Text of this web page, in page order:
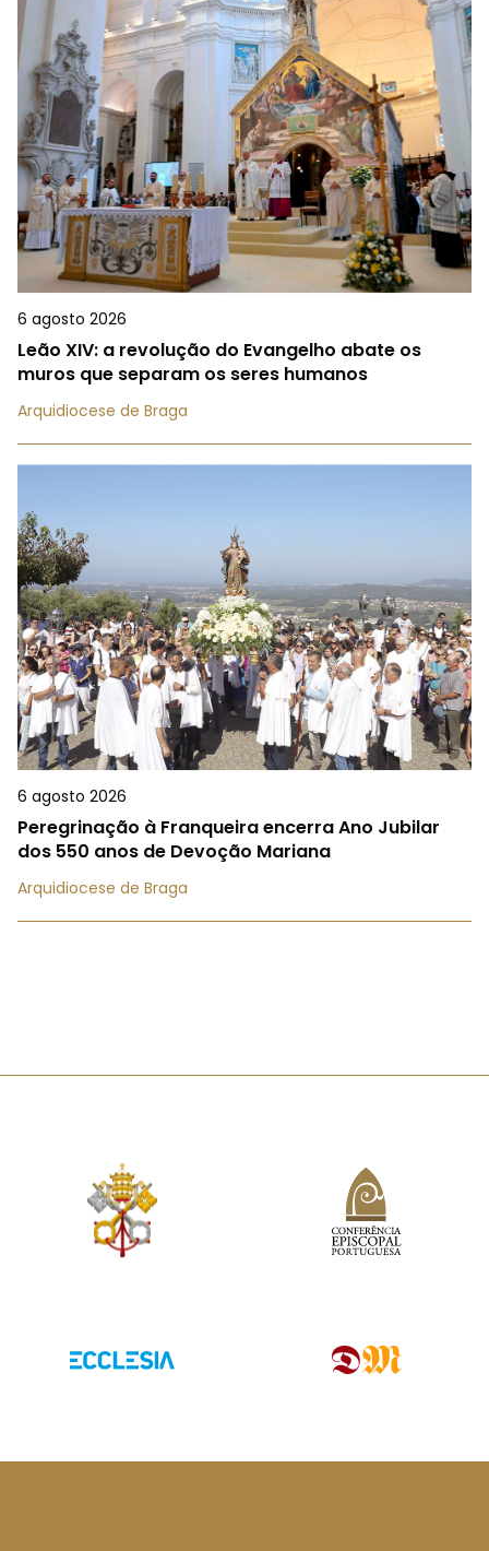
6 agosto 2026
Leão XIV: a revolução do Evangelho abate os
muros que separam os seres humanos
Arquidiocese de Braga
6 agosto 2026
Peregrinação à Franqueira encerra Ano Jubilar
dos 550 anos de Devoção Mariana
Arquidiocese de Braga